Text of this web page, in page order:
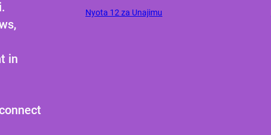
in
Nyota 12 za Unajimu